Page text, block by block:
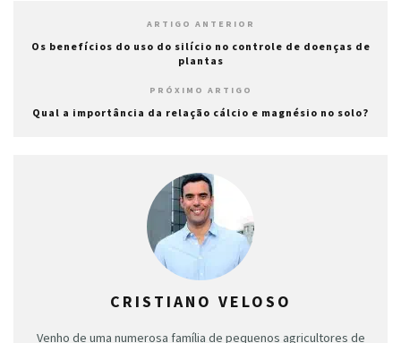
ARTIGO ANTERIOR
Os benefícios do uso do silício no controle de doenças de
plantas
PRÓXIMO ARTIGO
Qual a importância da relação cálcio e magnésio no solo?
CRISTIANO VELOSO
Venho de uma numerosa família de pequenos agricultores de